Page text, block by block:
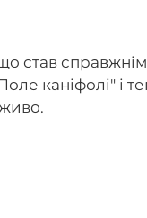
став
каніфолі" і